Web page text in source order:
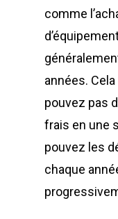
comme
années.
pouvez pas
frais en une
pouvez les
chaque